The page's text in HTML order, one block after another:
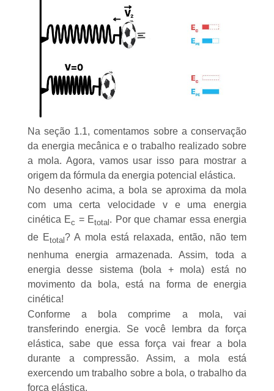
Na seção 1.1, comentamos sobre a conservação
da energia mecânica e o trabalho realizado sobre
a mola. Agora, vamos usar isso para mostrar a
origem da fórmula da energia potencial elástica.
No desenho acima, a bola se aproxima da mola
com uma certa velocidade v e uma energia
cinética Ec = Etotal . Por que chamar essa energia
de Etotal ? A mola está relaxada, então, não tem
nenhuma energia armazenada. Assim, toda a
energia desse sistema (bola + mola) está no
movimento da bola, está na forma de energia
cinética!
Conforme a bola comprime a mola, vai
transferindo energia. Se você lembra da força
elástica, sabe que essa força vai frear a bola
durante a compressão. Assim, a mola está
exercendo um trabalho sobre a bola, o trabalho da
força elástica.